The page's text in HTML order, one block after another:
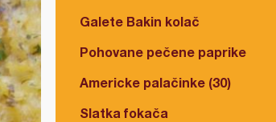
Galete Bakin kolač
Pohovane pečene paprike
Americke palačinke (30)
Slatka fokača